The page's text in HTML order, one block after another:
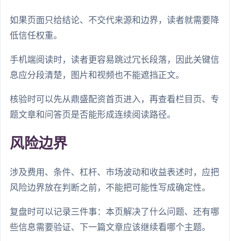
如果页面只给结论、不交代来源和边界，读者就需要降
低信任权重。
手机端阅读时，读者更容易跳过冗长段落，因此关键信
息应分段清楚，图片和视频也不能遮挡正文。
核验时可以先从鼎盛配资首页进入，再查看栏目页、专
题文章和问答页是否能形成连续阅读路径。
风险边界
涉及费用、条件、杠杆、市场波动和收益表述时，应把
风险边界放在判断之前，不能把可能性写成确定性。
复盘时可以记录三件事：本页解决了什么问题、还有哪
些信息需要验证、下一篇文章应该继续看哪个主题。